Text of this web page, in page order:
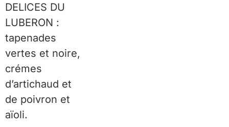
DELICES DU
LUBERON :
tapenades
vertes et noire,
crémes
d’artichaud et
de poivron et
aïoli.